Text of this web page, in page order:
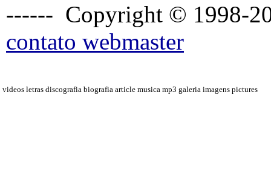
------ Copyright © 1998-
contato webmaster
videos letras discografia biografia article musica mp3 galeria imagens pictures